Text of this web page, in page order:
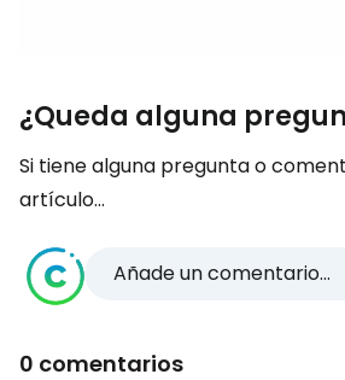
¿Queda alguna
Si tiene alguna pregunta o
artículo...
Añade un comentario...
0 comentarios